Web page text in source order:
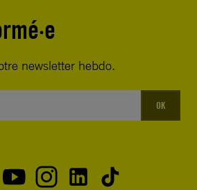
newsletter hebdo.
OK